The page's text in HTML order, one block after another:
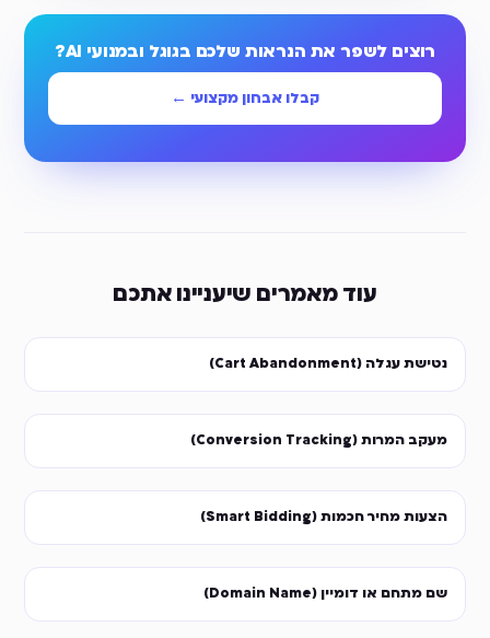
רוצים לשפר את הנראות שלכם בגוגל ובמנועי AI?
קבלו אבחון מקצועי ←
עוד מאמרים שיעניינו אתכם
נטישת עגלה (Cart Abandonment)
מעקב המרות (Conversion Tracking)
הצעות מחיר חכמות (Smart Bidding)
שם מתחם או דומיין (Domain Name)